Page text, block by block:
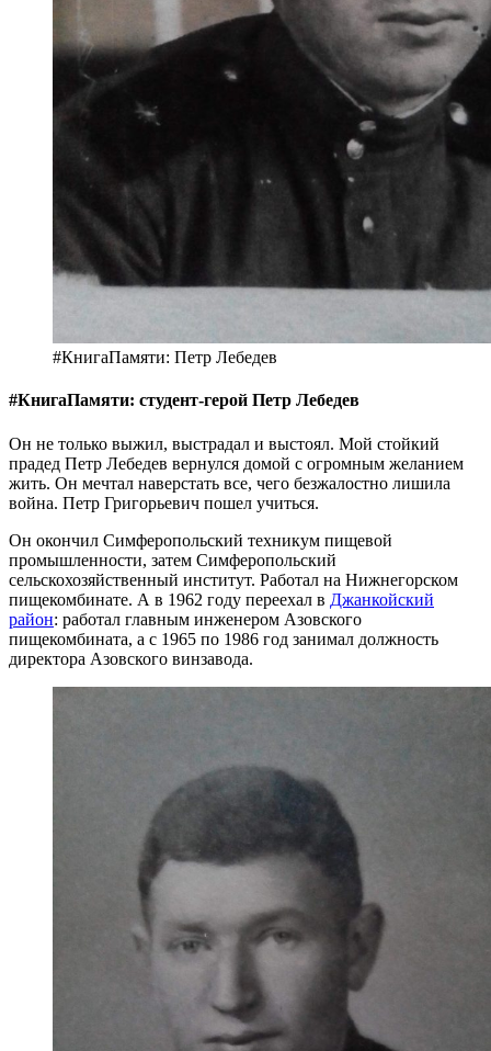
#КнигаПамяти: Петр Лебедев
#КнигаПамяти: студент-герой Петр Лебедев
Он не только выжил, выстрадал и выстоял. Мой стойкий
прадед Петр Лебедев вернулся домой с огромным желанием
жить. Он мечтал наверстать все, чего безжалостно лишила
война. Петр Григорьевич пошел учиться.
Он окончил Симферопольский техникум пищевой
промышленности, затем Симферопольский
сельскохозяйственный институт. Работал на Нижнегорском
пищекомбинате. А в 1962 году переехал в Джанкойский
район: работал главным инженером Азовского
пищекомбината, а с 1965 по 1986 год занимал должность
директора Азовского винзавода.